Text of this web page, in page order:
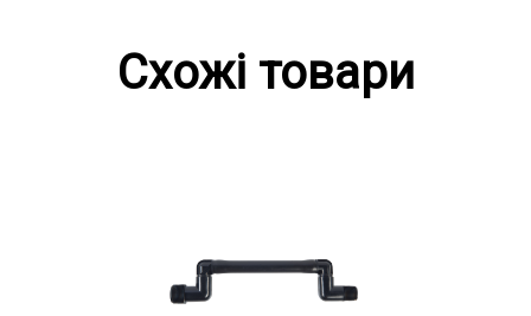
Схожі товари